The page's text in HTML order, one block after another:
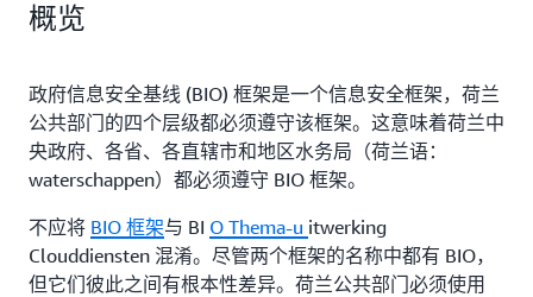
概览
政府信息安全基线 (BIO) 框架是一个信息安全框架，荷兰
公共部门的四个层级都必须遵守该框架。这意味着荷兰中
央政府、各省、各直辖市和地区水务局（荷兰语：
waterschappen）都必须遵守 BIO 框架。
不应将 BIO 框架与 BI O Thema-u itwerking
Clouddiensten 混淆。尽管两个框架的名称中都有 BIO，
但它们彼此之间有根本性差异。荷兰公共部门必须使用